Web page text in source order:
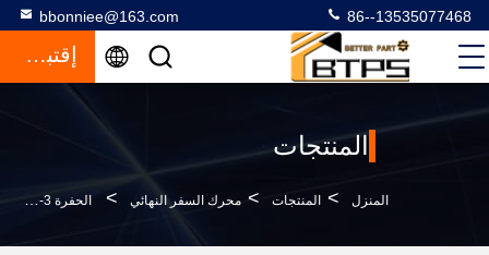
bbonniee@163.com 86--13535077468
إقتباس
المنتجات
المنزل > المنتجات > محرك السفر النهائي > الحفرة ZAX240-3 ZX240-3 المحرك الهيدروليكي ZAX330 ZX330 عجلة التروس 9243839 9256989 9242907